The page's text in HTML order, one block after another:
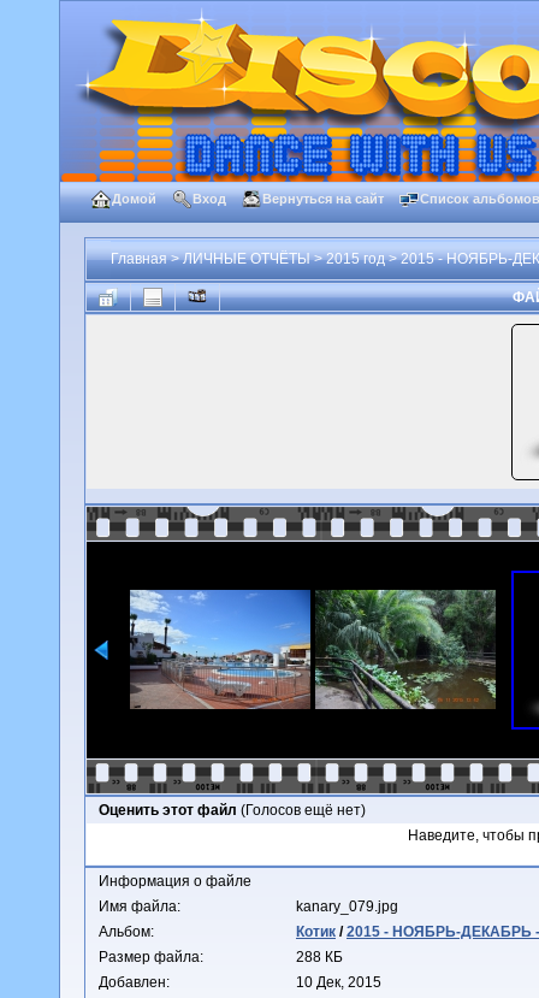
Домой Вход Вернуться на сайт Список альбомов
Главная>ЛИЧНЫЕ ОТЧЁТЫ>2015 год>2015 - НОЯБРЬ-
Оценить этот файл (Голосов ещё нет)
Наведите, чтобы
Информация о файле
Имя файла:
kanary_079.jpg
Альбом:
Котик /2015 - НОЯБРЬ-ДЕКАБРЬ -
Размер файла:
288 КБ
Добавлен:
10 Дек, 2015